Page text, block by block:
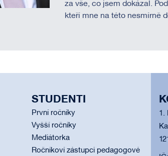
za vše, co jsem dokázal.
kteří mne na této nesmírně
STUDENTI
První ročníky
Vyšší ročníky
Mediátorka
Ročníkoví zástupci pedagogové
1.